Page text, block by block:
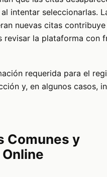
intentar seleccionarlas.
nuevas citas
revisar la plataforma con
requerida para el
y, en algunos casos,
Comunes y